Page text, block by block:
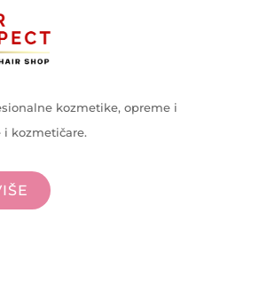
kozmetike, opreme i
i kozmetičare.